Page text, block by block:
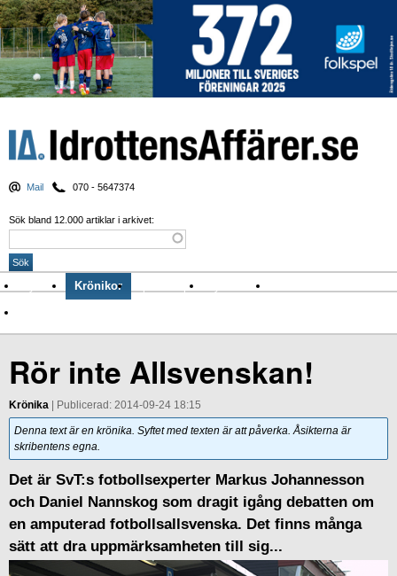
Mail 070 - 5647374
Sök bland 12.000 artiklar i arkivet:
Nyheter Krönikor Sport & spel Nyhetsbrev
Rör inte Allsvenskan!
Krönika | Publicerad: 2014-09-24 18:15
Denna text är en krönika. Syftet med texten är att påverka. Åsikterna är
skribentens egna.
Det är SvT:s fotbollsexperter Markus Johannesson
och Daniel Nannskog som dragit igång debatten om
en amputerad fotbollsallsvenska. Det finns många
sätt att dra uppmärksamheten till sig...